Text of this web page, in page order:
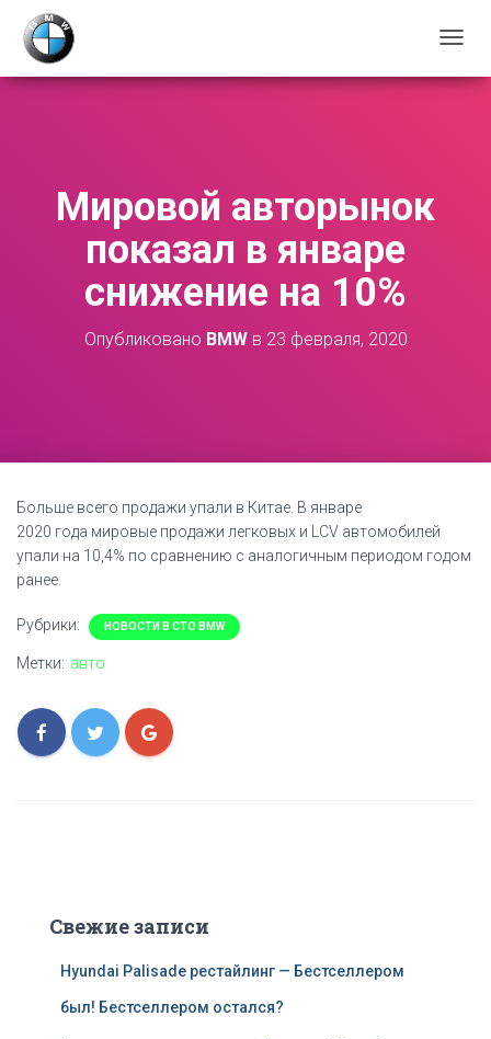
Е
Мировой авторынок
показал в январе
снижение на 10%
Опубликовано BMWв 23 февраля, 2020
Больше всего продажи упали в Китае. В январе
2020 года мировые продажи легковых и LCV автомобилей
упали на 10,4% по сравнению с аналогичным периодом годом
ранее.
Рубрики: НОВОСТИ В СТО BMW
Метки: авто
Свежие записи
Hyundai Palisade рестайлинг — Бестселлером
был! Бестселлером остался?